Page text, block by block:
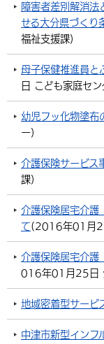
障害者差別解消法
せる大分県づくり
福祉支援課)
母子保健推進員と
日 こども家庭セン
幼児フッ化物塗布
ー)
介護保険サービス
課)
介護保険居宅介護
て(2016年01月
介護保険居宅介護
016年01月25日
地域密着型サービ
中津市新型イン